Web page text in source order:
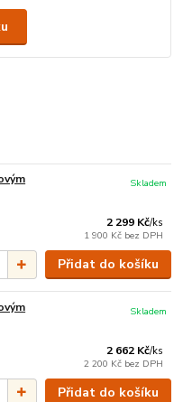
2 299 Kč/ks
1 900 Kč bez DPH
Skladem
Přidat do košíku
2 662 Kč/ks
2 200 Kč bez DPH
Skladem
Přidat do košíku